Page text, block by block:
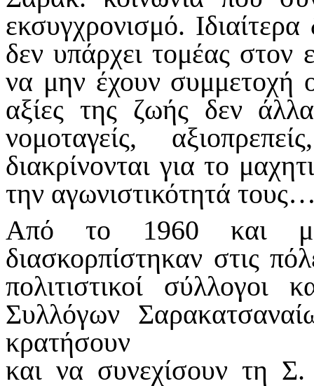
εκσυγχρονισμό.
δεν υπάρχει τομέας στον
να μην έχουν συμμετοχή
αξίες της ζωής δεν
νομοταγείς,
διακρίνονται για το
την αγωνιστικότητά
Από το 1960 και
διασκορπίστηκαν στις
πολιτιστικοί
Συλλόγων
κρατήσουν
και να συνεχίσουν τη